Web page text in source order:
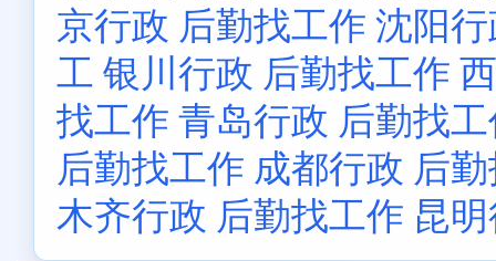
京行政 后勤找工作 沈阳
工 银川行政 后勤找工作
找工作 青岛行政 后勤找
后勤找工作 成都行政 后
木齐行政 后勤找工作 昆